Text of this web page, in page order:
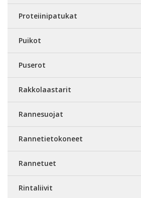
Proteiinipatukat
Puikot
Puserot
Rakkolaastarit
Rannesuojat
Rannetietokoneet
Rannetuet
Rintaliivit